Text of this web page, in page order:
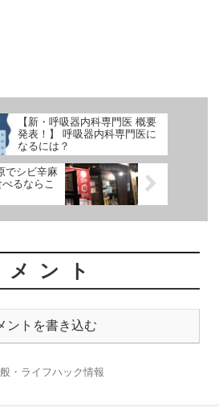
【新・呼吸器内科専門医 概要
発表！】 呼吸器内科専門医に
なるには？
でシビ辛麻
るならこ
メント
ントを書き込む
・ライフハック情報